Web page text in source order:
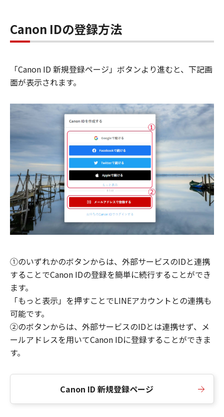
Canon IDの登録方法
「Canon ID 新規登録ページ」ボタンより進むと、下記画
面が表示されます。
①のいずれかのボタンからは、外部サービスのIDと連携
することでCanon IDの登録を簡単に続行することができ
ます。
「もっと表示」を押すことでLINEアカウントとの連携も
可能です。
②のボタンからは、外部サービスのIDとは連携せず、メ
ールアドレスを用いてCanon IDに登録することができま
す。
Canon ID 新規登録ページ